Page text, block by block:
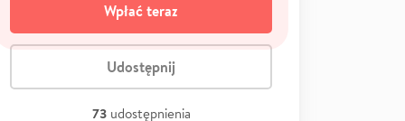
Wpłać teraz
Udostępnij
73 udostępnienia